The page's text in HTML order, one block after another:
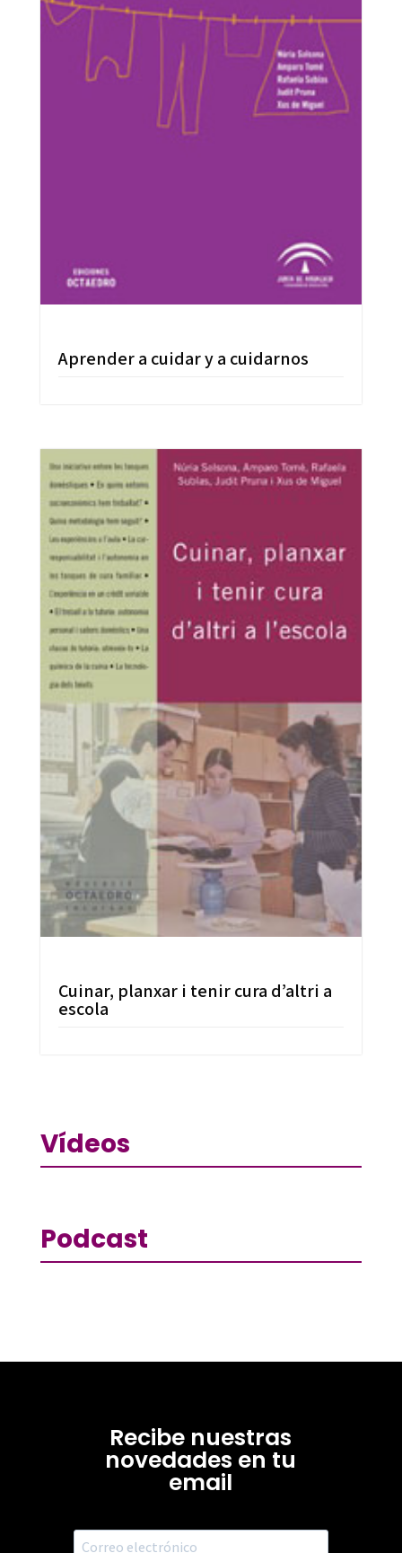
Aprender a cuidar y a cuidarnos
Cuinar, planxar i tenir cura d’altri a
escola
Vídeos
Podcast
Recibe nuestras
novedades en tu
email